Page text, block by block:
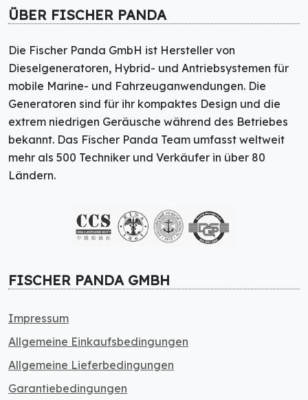
ÜBER FISCHER PANDA
Die Fischer Panda GmbH ist Hersteller von
Dieselgeneratoren, Hybrid- und Antriebsystemen für
mobile Marine- und Fahrzeuganwendungen. Die
Generatoren sind für ihr kompaktes Design und die
extrem niedrigen Geräusche während des Betriebes
bekannt. Das Fischer Panda Team umfasst weltweit
mehr als 500 Techniker und Verkäufer in über 80
Ländern.
FISCHER PANDA GMBH
Impressum
Allgemeine Einkaufsbedingungen
Allgemeine Lieferbedingungen
Garantiebedingungen